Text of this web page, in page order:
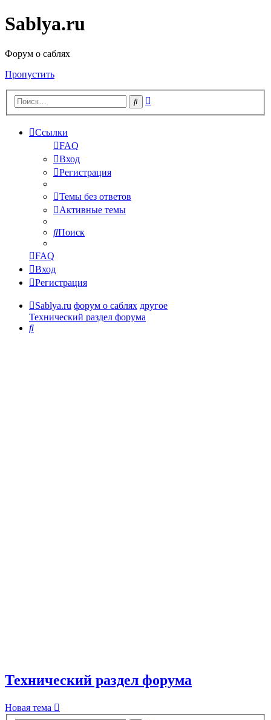
Sablya.ru
Форум о саблях
Пропустить
Поиск
Ссылки
FAQ
Вход
Регистрация
Темы без ответов
Активные темы
Поиск
FAQ
Вход
Регистрация
Sablya.ru форум о саблях другое
Технический раздел форума
Поиск
Технический раздел форума
Новая тема